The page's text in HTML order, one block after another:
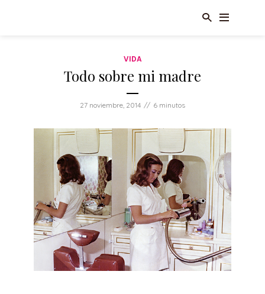
VIDA
Todo sobre mi madre
27 noviembre, 2014 6 minutos